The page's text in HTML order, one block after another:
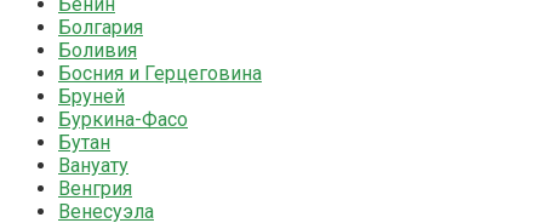
Болгария
Боливия
Босния и Герцеговина
Бруней
Буркина-Фасо
Бутан
Вануату
Венгрия
Венесуэла